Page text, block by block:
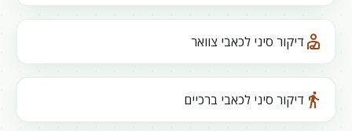
personal_injury דיקור סיני לכאבי צוואר
directions_walk דיקור סיני לכאבי ברכיים